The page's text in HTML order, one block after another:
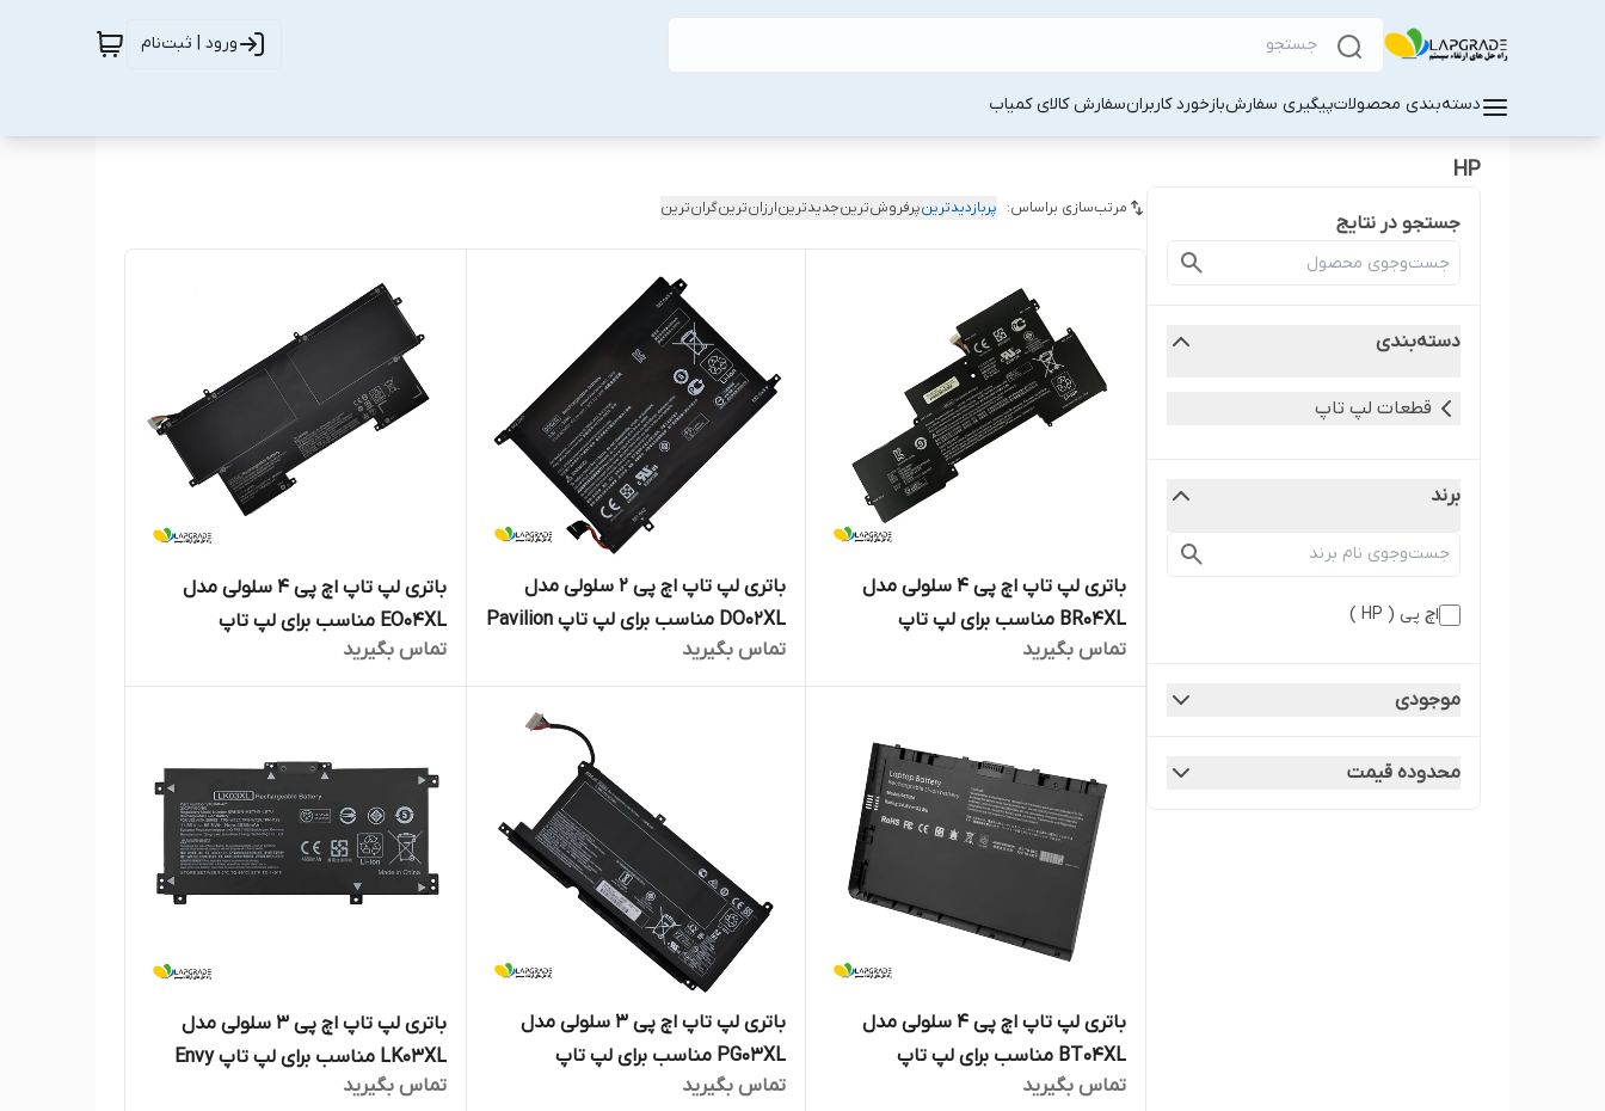
ورود | ثبت‌نام
دسته‌بندی محصولاتپیگیری سفارشبازخورد کاربرانسفارش کالا‌ی کمیاب
HP
جستجو در نتایج
دسته‌بندی
قطعات لپ‌ تاپ
برند
اچ‌ پی ( HP )
موجودی
محدوده قیمت
مرتب‌سازی براساس: پربازدیدترینپرفروش‌ترینجدیدترینارزان‌ترینگران‌ترین
باتری لپ تاپ اچ پی 4 سلولی مدل
BR04XL مناسب برای لپ تاپ
EliteBook Folio 1020 G1
تماس بگیرید
باتری لپ تاپ اچ پی 2 سلولی مدل
DO02XL مناسب برای لپ تاپ Pavilion
X2 10
تماس بگیرید
باتری لپ تاپ اچ پی 4 سلولی مدل
EO04XL مناسب برای لپ تاپ
EliteBook Folio G1 Series
تماس بگیرید
باتری لپ تاپ اچ پی 4 سلولی مدل
BT04XL مناسب برای لپ تاپ
EliteBook Folio 9470
تماس بگیرید
باتری لپ تاپ اچ پی 3 سلولی مدل
PG03XL مناسب برای لپ تاپ
Pavilion Gaming 15-DK
تماس بگیرید
باتری لپ تاپ اچ پی 3 سلولی مدل
LK03XL مناسب برای لپ تاپ Envy
X360
تماس بگیرید